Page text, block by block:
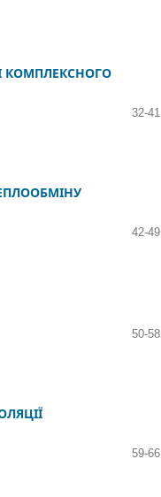
КОМПЛЕКСНОГО
32-41
42-49
50-58
59-66